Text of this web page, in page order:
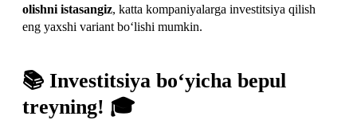
olishni istasangiz, katta kompaniyalarga investitsiya qilish
eng yaxshi variant bo‘lishi mumkin.
📚 Investitsiya bo‘yicha bepul
treyning! 🎓